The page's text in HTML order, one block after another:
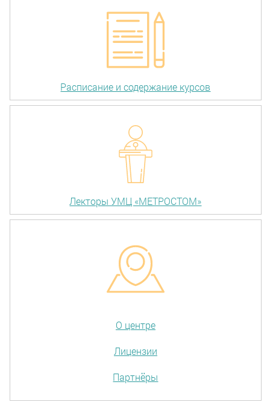
Расписание и содержание курсов
Лекторы УМЦ «МЕТРОСТОМ»
О центре
Лицензии
Партнёры